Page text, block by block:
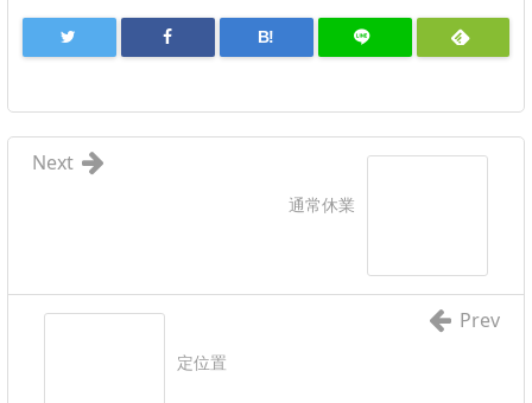
B!
通常休業
Next
定位置
Prev